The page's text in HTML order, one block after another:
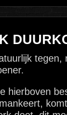
hierboven